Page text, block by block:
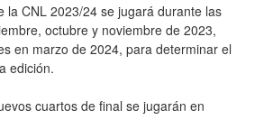
la CNL 2023/24 se jugará durante las
octubre y noviembre de 2023,
en marzo de 2024, para determinar el
edición.
cuartos de final se jugarán en